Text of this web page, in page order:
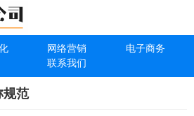
网络营销
电子商务
联系我们
规范